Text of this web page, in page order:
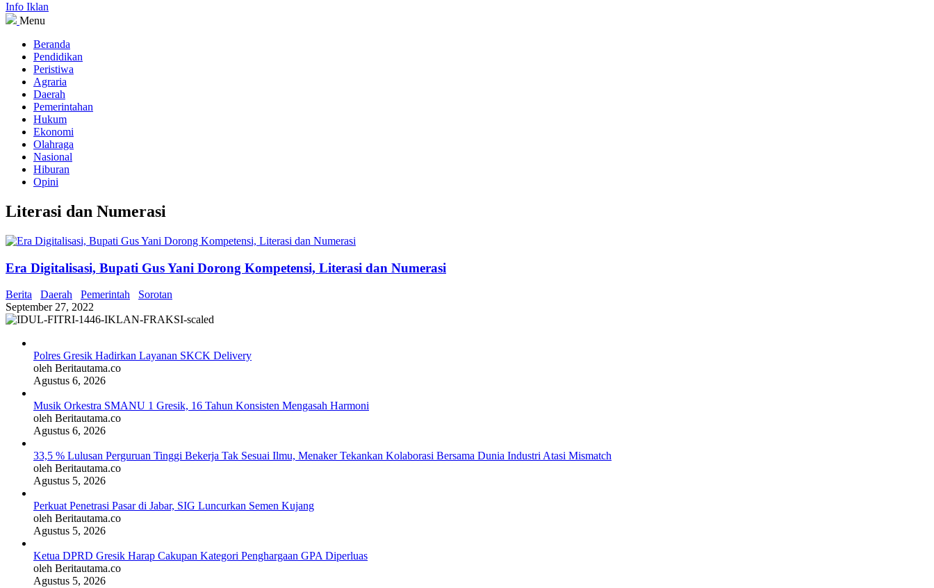
Info Iklan
Menu
Beranda
Pendidikan
Peristiwa
Agraria
Daerah
Pemerintahan
Hukum
Ekonomi
Olahraga
Nasional
Hiburan
Opini
Literasi dan Numerasi
Era Digitalisasi, Bupati Gus Yani Dorong Kompetensi, Literasi dan Numerasi
Berita Daerah Pemerintah
Sorotan
September 27, 2022
Polres Gresik Hadirkan Layanan SKCK Delivery
oleh Beritautama.co
Agustus 6, 2026
Musik Orkestra SMANU 1 Gresik, 16 Tahun Konsisten Mengasah Harmoni
oleh Beritautama.co
Agustus 6, 2026
33,5 % Lulusan Perguruan Tinggi Bekerja Tak Sesuai Ilmu, Menaker Tekankan Kolaborasi Bersama Dunia Industri Atasi Mismatch
oleh Beritautama.co
Agustus 5, 2026
Perkuat Penetrasi Pasar di Jabar, SIG Luncurkan Semen Kujang
oleh Beritautama.co
Agustus 5, 2026
Ketua DPRD Gresik Harap Cakupan Kategori Penghargaan GPA Diperluas
oleh Beritautama.co
Agustus 5, 2026